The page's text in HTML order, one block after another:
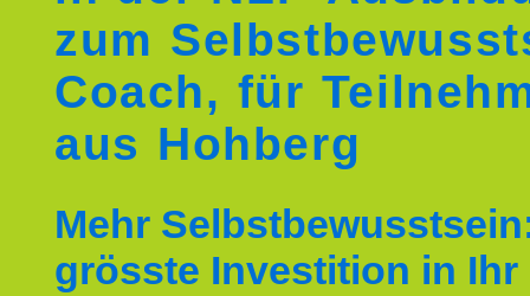
zum
Coach, für
aus Hohberg
Mehr
grösste Investition in Ihr